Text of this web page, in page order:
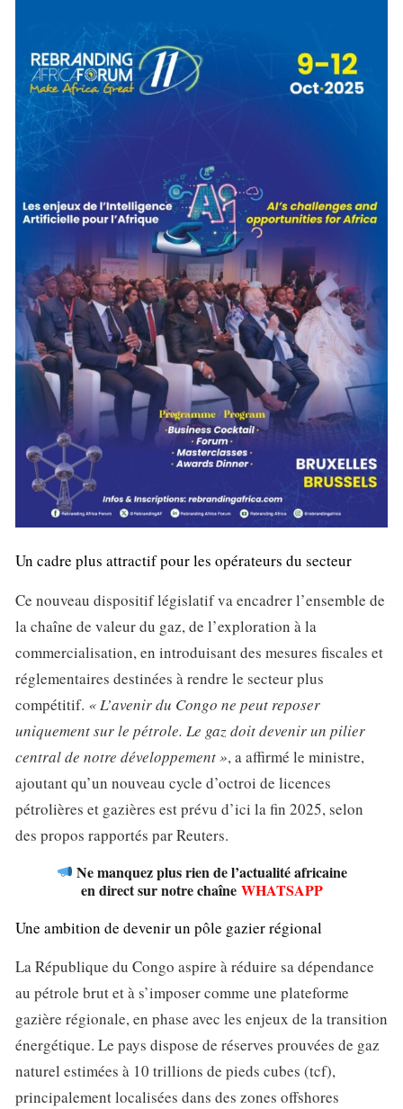
Un cadre plus attractif pour les opérateurs du secteur
Ce nouveau dispositif législatif va encadrer l’ensemble de
la chaîne de valeur du gaz, de l’exploration à la
commercialisation, en introduisant des mesures fiscales et
réglementaires destinées à rendre le secteur plus
compétitif. « L’avenir du Congo ne peut reposer
uniquement sur le pétrole. Le gaz doit devenir un pilier
central de notre développement », a affirmé le ministre,
ajoutant qu’un nouveau cycle d’octroi de licences
pétrolières et gazières est prévu d’ici la fin 2025, selon
des propos rapportés par Reuters.
Ne manquez plus rien de l’actualité africaine
en direct sur notre chaîne WHATSAPP
Une ambition de devenir un pôle gazier régional
La République du Congo aspire à réduire sa dépendance
au pétrole brut et à s’imposer comme une plateforme
gazière régionale, en phase avec les enjeux de la transition
énergétique. Le pays dispose de réserves prouvées de gaz
naturel estimées à 10 trillions de pieds cubes (tcf),
principalement localisées dans des zones offshores